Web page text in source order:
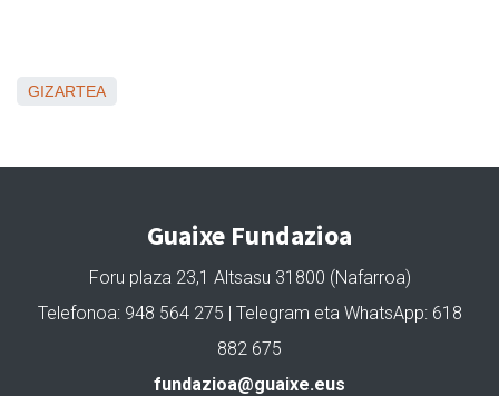
GIZARTEA
Guaixe Fundazioa
Foru plaza 23,1 Altsasu 31800 (Nafarroa)
Telefonoa: 948 564 275 | Telegram eta WhatsApp: 618
882 675
fundazioa@guaixe.eus